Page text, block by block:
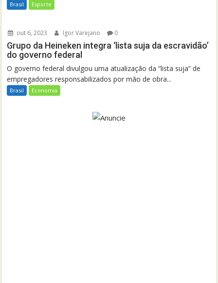
Brasil Esporte
out 6, 2023 Igor Varejano 0
Grupo da Heineken integra ‘lista suja da escravidão’
do governo federal
O governo federal divulgou uma atualização da “lista suja” de
empregadores responsabilizados por mão de obra...
Brasil Economia